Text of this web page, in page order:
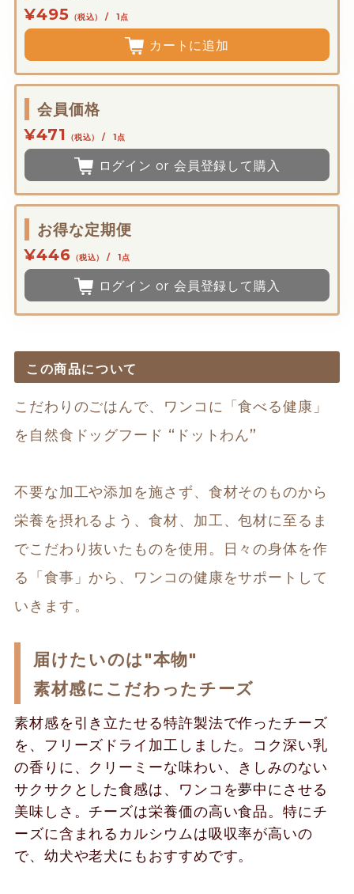
¥495 （税込） / 1点
カートに追加
会員価格
¥471 （税込） / 1点
ログイン or 会員登録して購入
お得な定期便
¥446 （税込） / 1点
ログイン or 会員登録して購入
この商品について
こだわりのごはんで、ワンコに「食べる健康」
を自然食ドッグフード “ドットわん”
不要な加工や添加を施さず、食材そのものから
栄養を摂れるよう、食材、加工、包材に至るま
でこだわり抜いたものを使用。日々の身体を作
る「食事」から、ワンコの健康をサポートして
いきます。
届けたいのは"本物"
素材感にこだわったチーズ
素材感を引き立たせる特許製法で作ったチーズ
を、フリーズドライ加工しました。コク深い乳
の香りに、クリーミーな味わい、きしみのない
サクサクとした食感は、ワンコを夢中にさせる
美味しさ。チーズは栄養価の高い食品。特にチ
ーズに含まれるカルシウムは吸収率が高いの
で、幼犬や老犬にもおすすめです。